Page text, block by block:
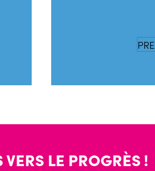
VERS LE PROGRÈS !